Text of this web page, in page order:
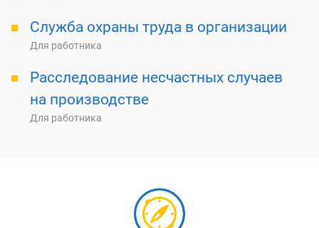
Служба охраны труда в организации
Для работника
Расследование несчастных случаев
на производстве
Для работника